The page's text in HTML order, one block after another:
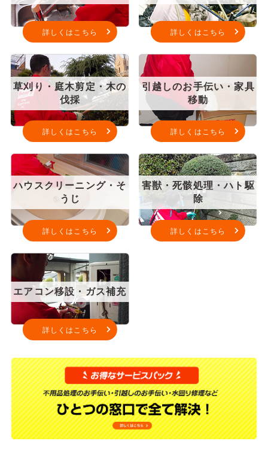
詳しくはこちら 詳しくはこちら
草刈り・庭木剪定・木の
伐採
詳しくはこちら
引越しのお手伝い・家具
移動
詳しくはこちら
ハウスクリーニング・そ
うじ
詳しくはこちら
害獣・死骸処理・ハト駆
除
詳しくはこちら
エアコン移設・ガス補充
詳しくはこちら